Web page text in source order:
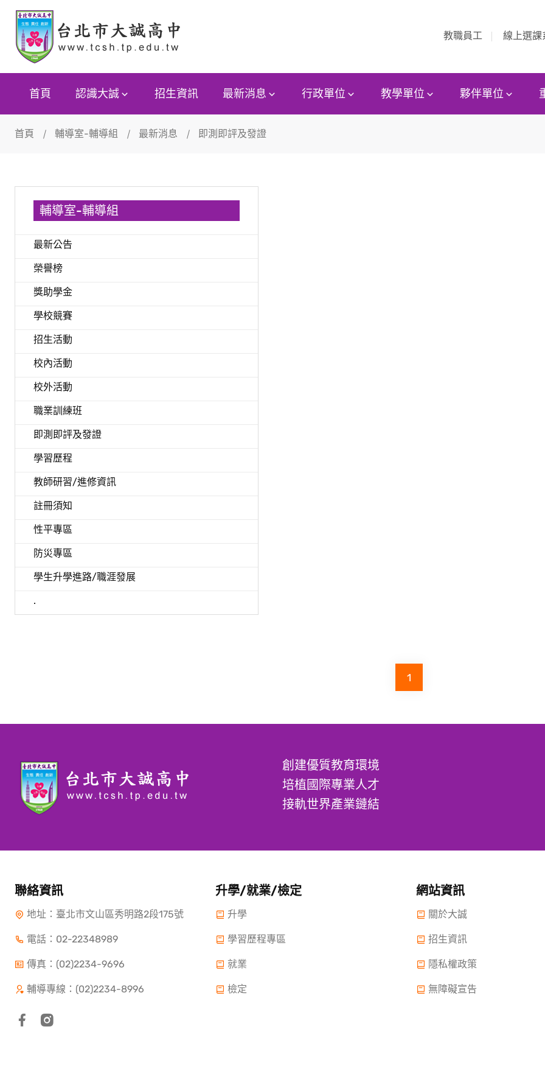
教職員工 線上選課
首頁 認識大誠 招生資訊 最新消息 行政單位 教學單位 夥伴單位
首頁 輔導室-輔導組 最新消息 即測即評及發證
輔導室-輔導組
最新公告
榮譽榜
獎助學金
學校競賽
招生活動
校內活動
校外活動
職業訓練班
即測即評及發證
學習歷程
教師研習/進修資訊
註冊須知
性平專區
防災專區
學生升學進路/職涯發展
.
1
創建優質教育環境
培植國際專業人才
接軌世界產業鏈結
聯絡資訊
地址：臺北市文山區秀明路2段175號
電話： 02-22348989
傳真：(02)2234-9696
輔導專線：(02)2234-8996
升學/就業/檢定
升學
學習歷程專區
就業
檢定
網站資訊
關於大誠
招生資訊
隱私權政策
無障礙宣告